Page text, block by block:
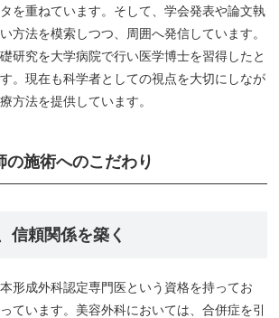
を重ねています。そして、学会発表や論文執
方法を模索しつつ、周囲へ発信しています。
研究を大学病院で行い医学博士を習得したと
。現在も科学者としての視点を大切にしなが
方法を提供しています。
の施術へのこだわり
信頼関係を築く
形成外科認定専門医という資格を持ってお
ています。美容外科においては、合併症を引